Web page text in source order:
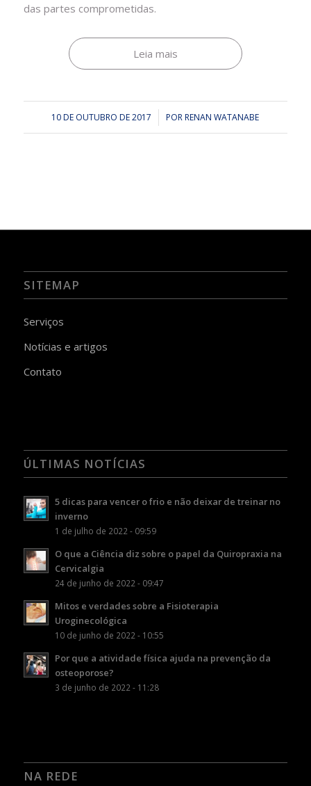
das partes comprometidas.
Leia mais
10 DE OUTUBRO DE 2017
/ PORRENAN WATANABE
SITEMAP
Serviços
Notícias e artigos
Contato
ÚLTIMAS NOTÍCIAS
5 dicas para vencer o frio e não deixar de treinar no
inverno
1 de julho de 2022 - 09:59
O que a Ciência diz sobre o papel da Quiropraxia na
Cervicalgia
24 de junho de 2022 - 09:47
Mitos e verdades sobre a Fisioterapia
Uroginecológica
10 de junho de 2022 - 10:55
Por que a atividade física ajuda na prevenção da
osteoporose?
3 de junho de 2022 - 11:28
NA REDE